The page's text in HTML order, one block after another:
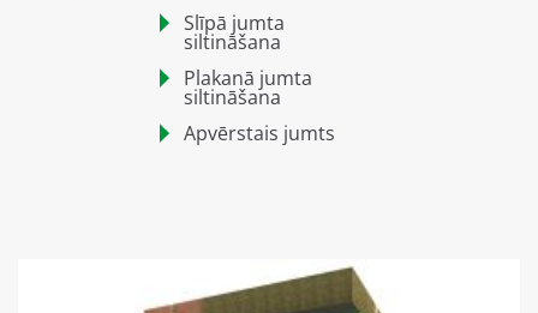
Slīpā jumta
siltināšana
Plakanā jumta
siltināšana
Apvērstais jumts